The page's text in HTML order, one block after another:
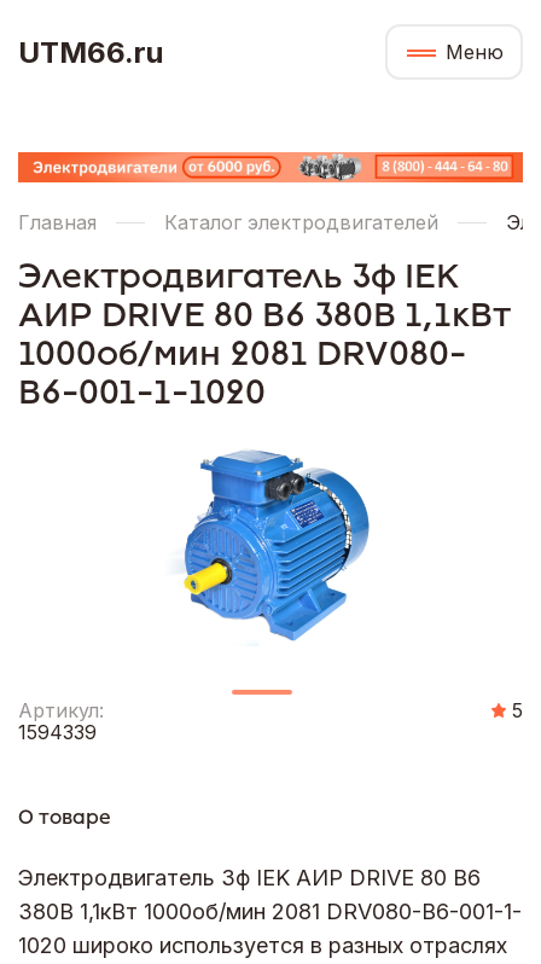
UTM66.ru Меню
Главная Каталог электродвигателей
Электродвигатель 3ф IEK
АИР DRIVE 80 В6 380В 1,1кВт
1000об/мин 2081 DRV080-
B6-001-1-1020
Артикул:
1594339
5
О товаре
Электродвигатель 3ф IEK АИР DRIVE 80 В6
380В 1,1кВт 1000об/мин 2081 DRV080-B6-001-1-
1020 широко используется в разных отраслях